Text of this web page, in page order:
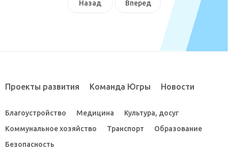
Назад Вперед
Проекты развития Команда Югры Новости
Благоустройство Медицина
Культура, досуг
Коммунальное хозяйство
Транспорт
Образование
Безопасность